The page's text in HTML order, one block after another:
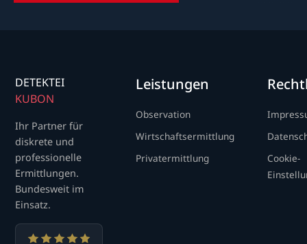
DETEKTEI
KUBON
Ihr Partner für
diskrete und
professionelle
Ermittlungen.
Bundesweit im
Einsatz.
Leistungen
Observation
Wirtschaftsermittlung
Privatermittlung
Cookie-